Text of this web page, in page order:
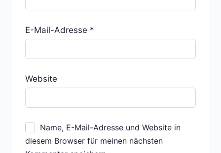
E-Mail-Adresse *
Website
Name, E-Mail-Adresse und Website in
diesem Browser für meinen nächsten